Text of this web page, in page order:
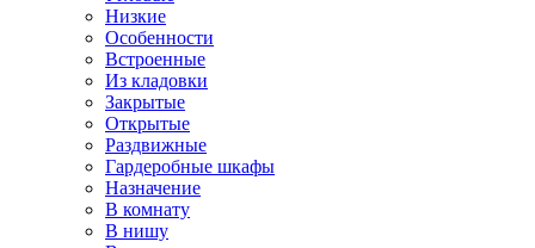
Низкие
Особенности
Встроенные
Из кладовки
Закрытые
Открытые
Раздвижные
Гардеробные шкафы
Назначение
В комнату
В нишу